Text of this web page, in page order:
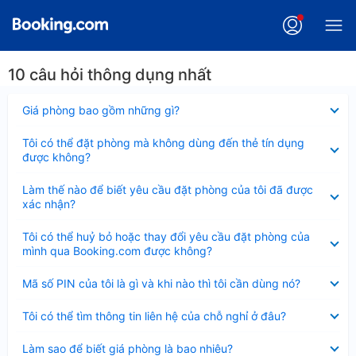
10 câu hỏi thông dụng nhất
Giá phòng bao gồm những gì?
thu
Tôi có thể đặt phòng mà không dùng đến thẻ tín dụng
được không?
thu
gọn
Làm thế nào để biết yêu cầu đặt phòng của tôi đã được
xác nhận?
thu
gọn
Tôi có thể huỷ bỏ hoặc thay đổi yêu cầu đặt phòng của
mình qua Booking.com được không?
thu
gọn
Mã số PIN của tôi là gì và khi nào thì tôi cần dùng nó?
thu
Tôi có thể tìm thông tin liên hệ của chỗ nghỉ ở đâu?
thu
Làm sao để biết giá phòng là bao nhiêu?
thu